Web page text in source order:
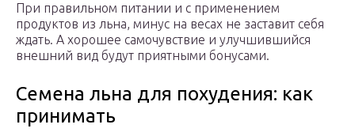
При правильном питании и с применением
продуктов из льна, минус на весах не заставит себя
ждать. А хорошее самочувствие и улучшившийся
внешний вид будут приятными бонусами.
Семена льна для похудения: как
принимать